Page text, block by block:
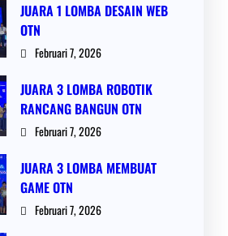
JUARA 1 LOMBA DESAIN WEB
OTN
Februari 7, 2026
JUARA 3 LOMBA ROBOTIK
RANCANG BANGUN OTN
Februari 7, 2026
JUARA 3 LOMBA MEMBUAT
GAME OTN
Februari 7, 2026